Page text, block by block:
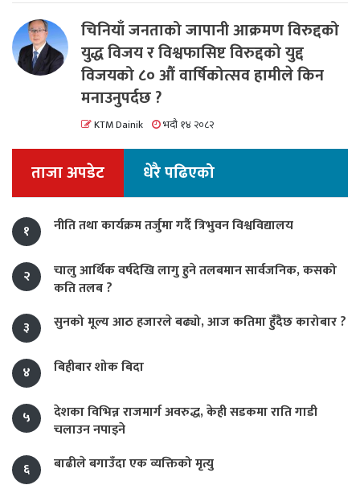
चिनियाँ जनताको जापानी आक्रमण विरुद्दको
युद्ध विजय र विश्वफासिष्ट विरुद्दको युद्द
विजयको ८० औं वार्षिकोत्सव हामीले किन
मनाउनुपर्दछ ?
KTM Dainik भदौ १४ २०८२
ताजा अपडेट धेरै पढिएको
१ नीति तथा कार्यक्रम तर्जुमा गर्दै त्रिभुवन विश्वविद्यालय
२
चालु आर्थिक वर्षदेखि लागु हुने तलबमान सार्वजनिक, कसको
कति तलब ?
३
सुनको मूल्य आठ हजारले बढ्यो, आज कतिमा हुँदैछ कारोबार ?
४ बिहीबार शोक बिदा
५
देशका विभिन्न राजमार्ग अवरुद्ध, केही सडकमा राति गाडी
चलाउन नपाइने
६
बाढीले बगाउँदा एक व्यक्तिको मृत्यु